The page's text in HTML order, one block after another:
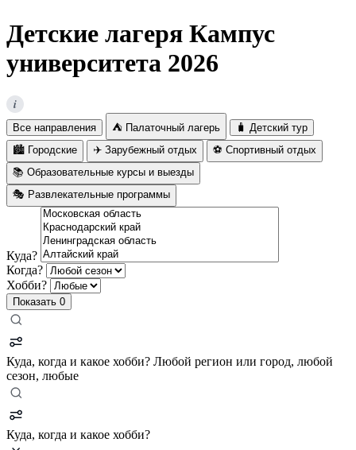
Детские лагеря Кампус
университета 2026
i
Все направления ⛺ Палаточный лагерь
🧳 Детский тур
🏙️ Городские
✈️ Зарубежный отдых
⚽ Спортивный отдых
📚 Образовательные курсы и выезды
🎭 Развлекательные программы
Куда?
Когда?
Хобби?
Показать 0
Куда, когда и какое хобби? Любой регион или город, любой
сезон, любые
Куда, когда и какое хобби?